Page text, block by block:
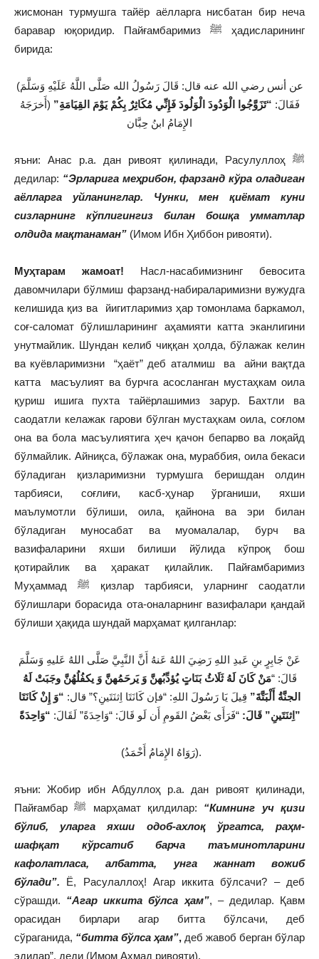
жисмонан турмушга тайёр аёлларга нисбатан бир неча
баравар юқоридир. Пайғамбаримиз ﷺ ҳадисларининг
бирида:
(عن أنس رضي الله عنه قال: قَالَ رَسُولُ الله صَلَّى اللَّهُ عَلَيْهِ وَسَلَّمَ
فَقَالَ: “تَزَوَّجُوا الْوَدُودَ الْوَلُودَ فَإِنِّي مُكَاثِرٌ بِكُمْ يَوْمَ القِيَامَةِ” (أَخرَجَهُ
الإِمَامُ ابنُ حِبَّان
яъни: Анас р.а. дан ривоят қилинади, Расулуллоҳ ﷺ
дедилар: “Эрларига меҳрибон, фарзанд кўра оладиган
аёлларга уйланинглар. Чунки, мен қиёмат куни
сизларнинг кўплигингиз билан бошқа умматлар
олдида мақтанаман” (Имом Ибн Ҳиббон ривояти).
Муҳтарам жамоат! Насл-насабимизнинг бевосита
давомчилари бўлмиш фарзанд-набираларимизни вужудга
келишида қиз ва йигитларимиз ҳар томонлама баркамол,
соғ-саломат бўлишларининг аҳамияти катта эканлигини
унутмайлик. Шундан келиб чиққан ҳолда, бўлажак келин
ва куёвларимизни “ҳаёт” деб аталмиш ва айни вақтда
катта масъулият ва бурчга асосланган мустаҳкам оила
қуриш ишига пухта тайёрлашимиз зарур. Бахтли ва
саодатли келажак гарови бўлган мустаҳкам оила, соғлом
она ва бола масъулиятига ҳеч қачон бепарво ва лоқайд
бўлмайлик. Айниқса, бўлажак она, мураббия, оила бекаси
бўладиган қизларимизни турмушга беришдан олдин
тарбияси, соғлиғи, касб-ҳунар ўрганиши, яхши
маълумотли бўлиши, оила, қайнона ва эри билан
бўладиган муносабат ва муомалалар, бурч ва
вазифаларини яхши билиши йўлида кўпроқ бош
қотирайлик ва ҳаракат қилайлик. Пайғамбаримиз
Муҳаммад ﷺ қизлар тарбияси, уларнинг саодатли
бўлишлари борасида ота-оналарнинг вазифалари қандай
бўлиши ҳақида шундай марҳамат қилганлар:
عَنْ جَابِرٍ بنِ عَبدِ اللهِ رَضِيَ اللهُ عَنهُ أَنَّ النَّبِيَّ صَلَّى اللهُ عَليهِ وَسَلَّمَ
قَالَ: “مَنْ كَانَ لَهُ ثَلَاثُ بَنَاتٍ يُؤدِّبُهنَّ وَ يَرحَمُهنَّ وَ يكفُلُهُنَّ وجَبَتْ لَهُ
الجنَّةُ أَلْبَتَّةَ” قِيلَ يَا رَسُولَ اللهِ: “فإن كَانَتَا اِثنَتَينِ؟” قال: “وَ إِنْ كَانَتَا
اِثنَتَينِ” قَالَ:“فَرَأَى بَعْضُ القَومِ أَن لَو قَالَ: “وَاحِدَةً” لَقَالَ: “وَاحِدَةً”
(رَوَاهُ الإِمَامُ أَحْمَدُ).
яъни: Жобир ибн Абдуллоҳ р.а. дан ривоят қилинади,
Пайғамбар ﷺ марҳамат қилдилар: “Кимнинг уч қизи
бўлиб, уларга яхши одоб-ахлоқ ўргатса, раҳм-
шафқат кўрсатиб барча таъминотларини
кафолатласа, албатта, унга жаннат вожиб
бўлади”. Ё, Расулаллоҳ! Агар иккита бўлсачи? – деб
сўрашди. “Агар иккита бўлса ҳам”, – дедилар. Қавм
орасидан бирлари агар битта бўлсачи, деб
сўраганида, “битта бўлса ҳам”, деб жавоб берган бўлар
эдилар”, деди (Имом Аҳмад ривояти).